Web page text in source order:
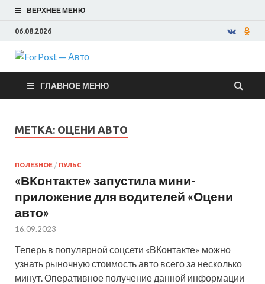
ВЕРХНЕЕ МЕНЮ
06.08.2026
ForPost —
Авто
ГЛАВНОЕ МЕНЮ
МЕТКА: ОЦЕНИ АВТО
ПОЛЕЗНОЕ / ПУЛЬС
«ВКонтакте» запустила мини-
приложение для водителей «Оцени
авто»
16.09.2023
Теперь в популярной соцсети «ВКонтакте» можно
узнать рыночную стоимость авто всего за несколько
минут. Оперативное получение данной информации